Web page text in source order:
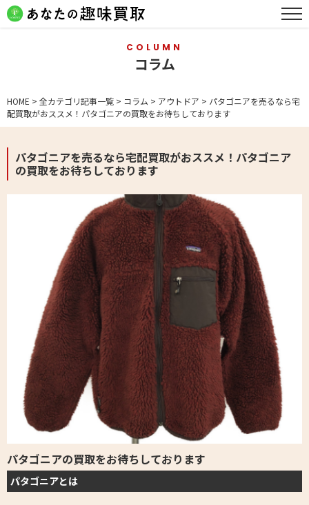
COLUMN
コラム
HOME > 全カテゴリ記事一覧 > コラム > アウトドア > パタゴニアを売るなら宅
配買取がおススメ！パタゴニアの買取をお待ちしております
パタゴニアを売るなら宅配買取がおススメ！パタゴニア
の買取をお待ちしております
パタゴニアの買取をお待ちしております
パタゴニアとは